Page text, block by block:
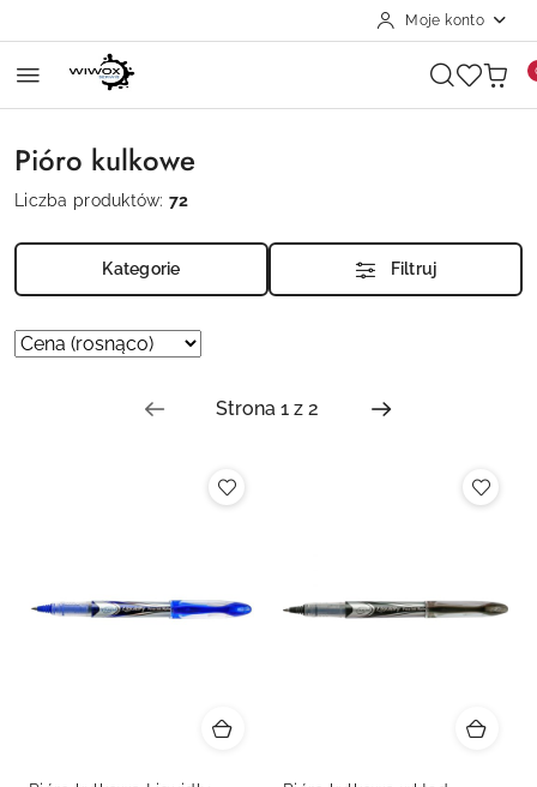
Moje konto
Pióro kulkowe
Liczba produktów:72
Kategorie Filtruj
Zastosowano
Sortuj